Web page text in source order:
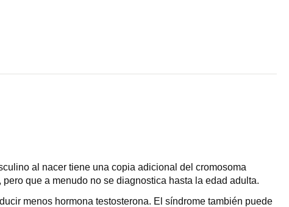
al nacer tiene una copia adicional del cromosoma
que a menudo no se diagnostica hasta la edad adulta.
menos hormona testosterona. El síndrome también puede